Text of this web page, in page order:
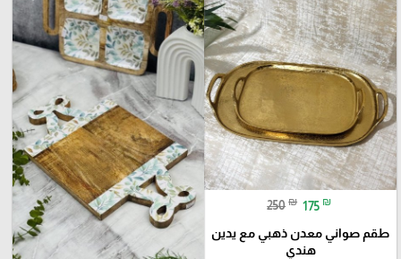
250 ₪ 175 ₪
طقم صواني معدن ذهبي مع يدين
هندي